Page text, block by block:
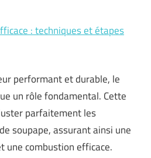
: techniques et étapes
performant et durable, le
un rôle fondamental. Cette
parfaitement les
soupape, assurant ainsi une
une combustion efficace.